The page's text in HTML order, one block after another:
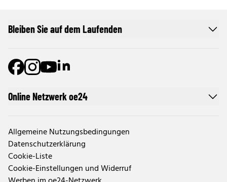
Online Netzwerk oe24
Allgemeine Nutzungsbedingungen
Datenschutzerklärung
Cookie-Liste
Cookie-Einstellungen und Widerruf
Bleiben Sie auf dem Laufenden